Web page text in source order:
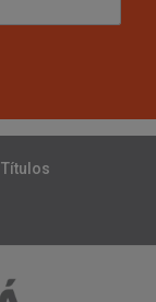
Títulos